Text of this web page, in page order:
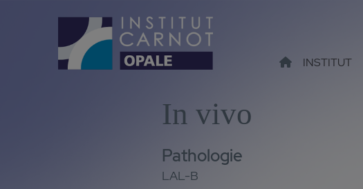
INSTITUT
In vivo
Pathologie
LAL-B